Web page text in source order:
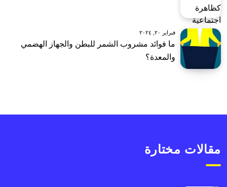
فبراير ٢٠, ٢٠٢٤
ما فوائد مشروب الشمر للبطن والجهاز الهضمي
والمعدة؟
مقالات مختارة